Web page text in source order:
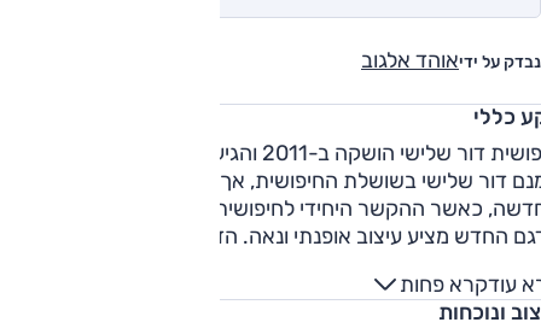
נבדק על ידיאוהד אלגוב
כללי
דור שלישי בשושלת החיפושית, אך דור שני של החיפושית
כאשר ההקשר היחידי לחיפושית המקורית הוא עיצובי
הדגם החדש מציע עיצוב אופנתי ונאה. הדגם מבוסס על רצפת גולף
רובוטית דו-מצמדית.עודקרא פחות
ונוכחות